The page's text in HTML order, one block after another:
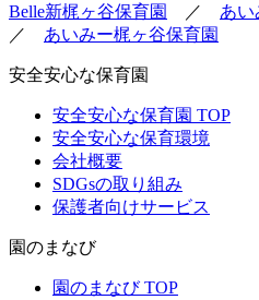
Belle新梶ヶ谷保育園
／ あい
／ あいみー梶ヶ谷保育園
安全安心な保育園
安全安心な保育園 TOP
安全安心な保育環境
会社概要
SDGsの取り組み
保護者向けサービス
園のまなび
園のまなび TOP